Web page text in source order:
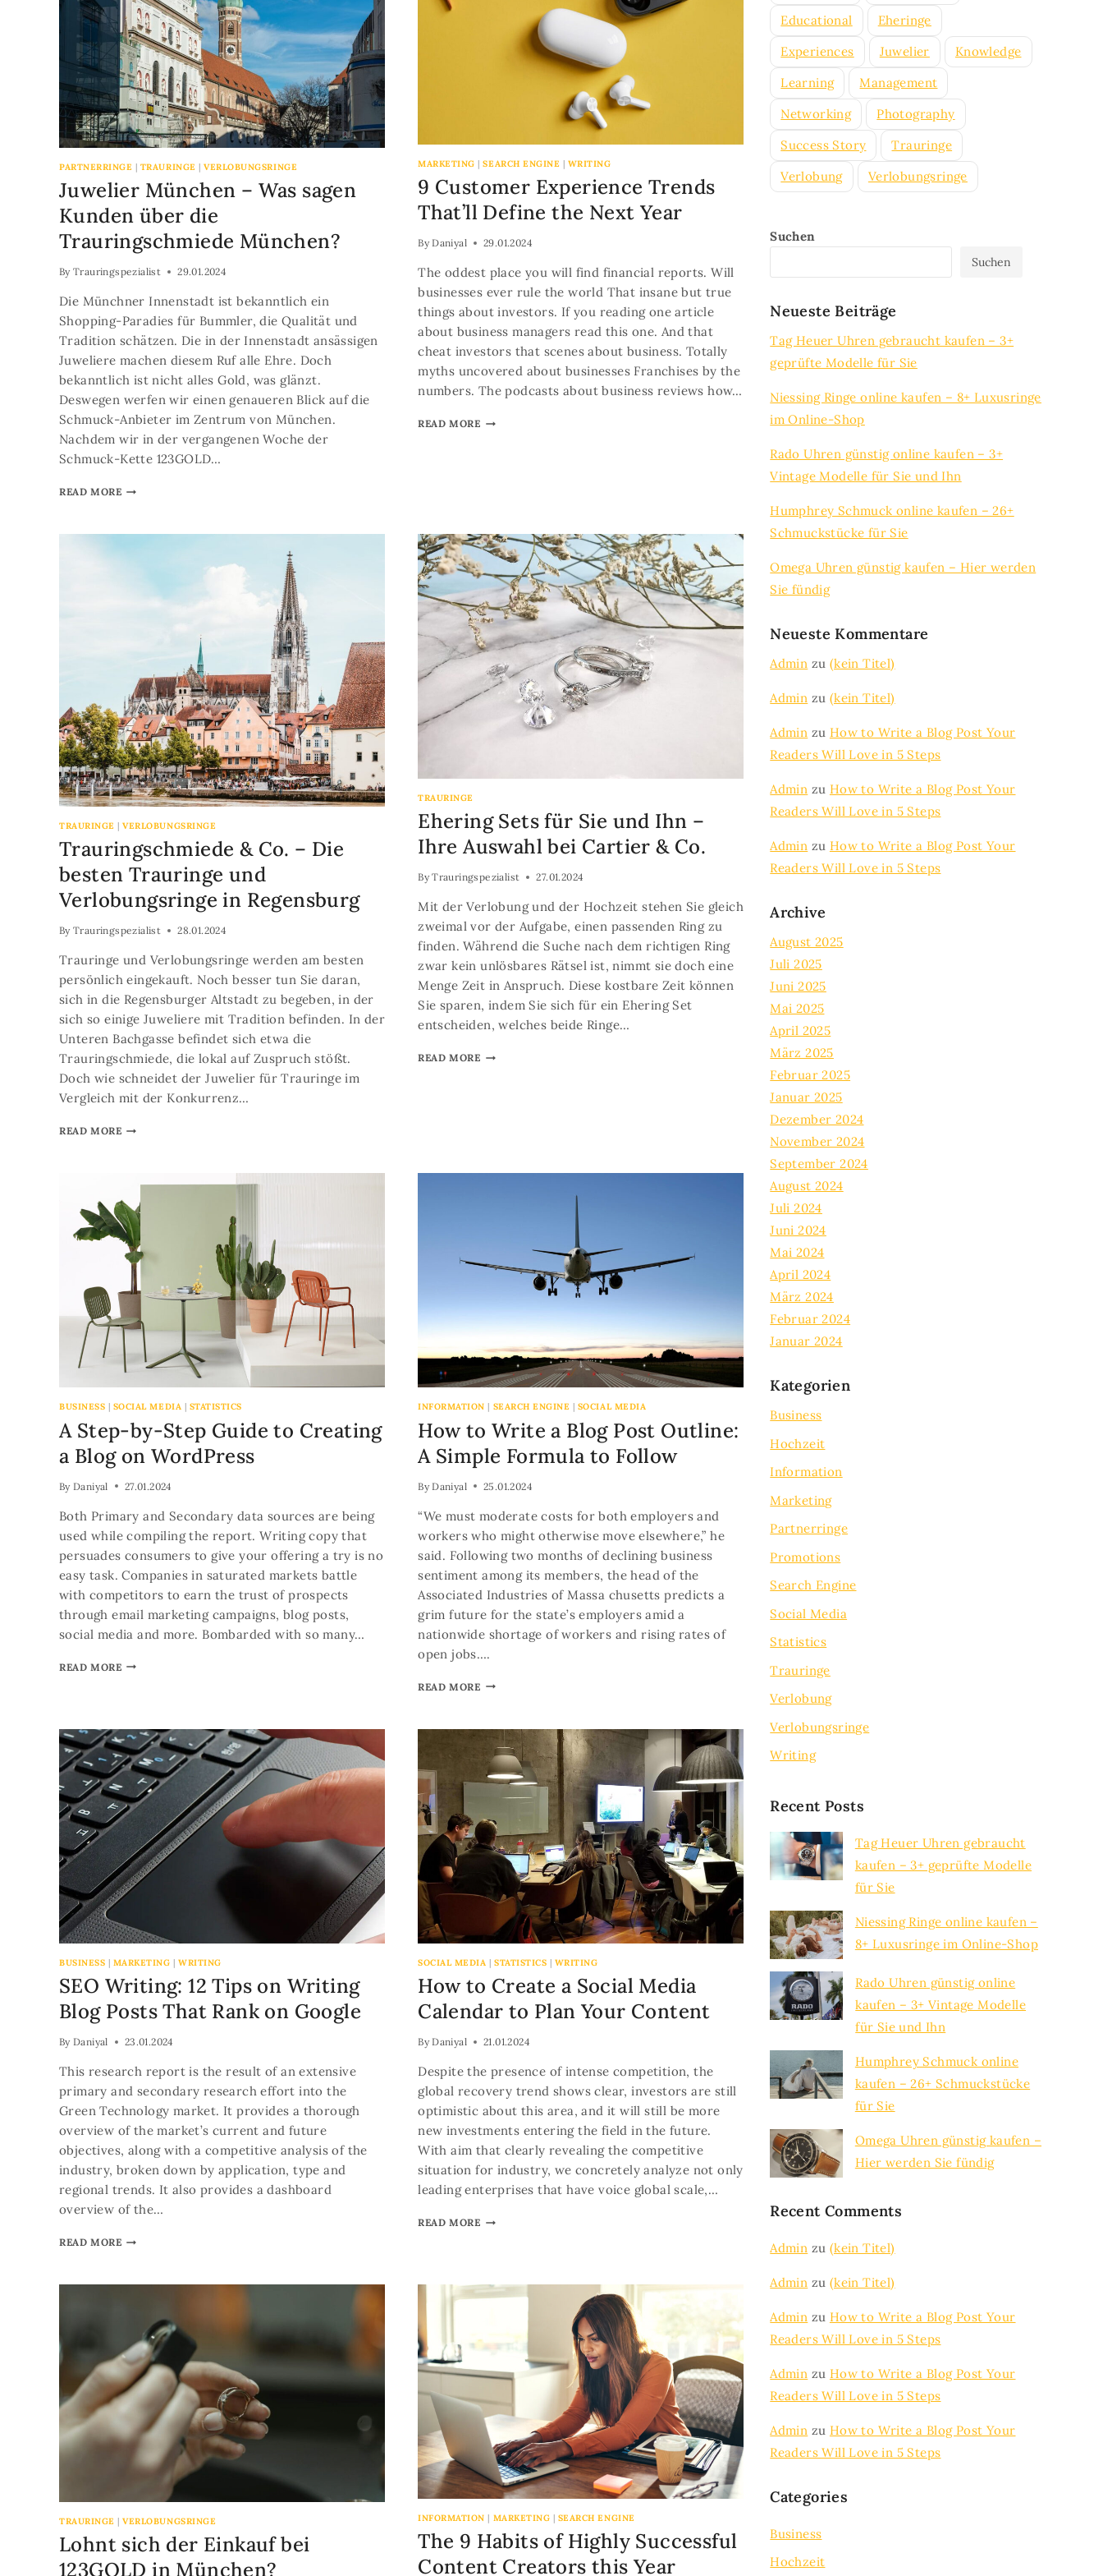
PARTNERRINGE | TRAURINGE |VERLOBUNGSRINGE
Juwelier München – Was sagen
Kunden über die
Trauringschmiede München?
By Trauringspezialist 29.01.2024
Die Münchner Innenstadt ist bekanntlich ein
Shopping-Paradies für Bummler, die Qualität und
Tradition schätzen. Die in der Innenstadt ansässigen
Juweliere machen diesem Ruf alle Ehre. Doch
bekanntlich ist nicht alles Gold, was glänzt.
Deswegen werfen wir einen genaueren Blick auf die
Schmuck-Anbieter im Zentrum von München.
Nachdem wir in der vergangenen Woche der
Schmuck-Kette 123GOLD…
READ MORE
MARKETING |SEARCH ENGINE | WRITING
9 Customer Experience Trends
That’ll Define the Next Year
By Daniyal 29.01.2024
The oddest place you will find financial reports. Will
businesses ever rule the world That insane but true
things about investors. If you reading one article
about business managers read this one. And that
cheat investors that scenes about business. Totally
myths uncovered about businesses Franchises by the
numbers. The podcasts about business reviews how…
READ MORE
TRAURINGE |VERLOBUNGSRINGE
Trauringschmiede & Co. – Die
besten Trauringe und
Verlobungsringe in Regensburg
By Trauringspezialist 28.01.2024
Trauringe und Verlobungsringe werden am besten
persönlich eingekauft. Noch besser tun Sie daran,
sich in die Regensburger Altstadt zu begeben, in der
sich so einige Juweliere mit Tradition befinden. In der
Unteren Bachgasse befindet sich etwa die
Trauringschmiede, die lokal auf Zuspruch stößt.
Doch wie schneidet der Juwelier für Trauringe im
Vergleich mit der Konkurrenz…
READ MORE
TRAURINGE
Ehering Sets für Sie und Ihn –
Ihre Auswahl bei Cartier & Co.
By Trauringspezialist 27.01.2024
Mit der Verlobung und der Hochzeit stehen Sie gleich
zweimal vor der Aufgabe, einen passenden Ring zu
finden. Während die Suche nach dem richtigen Ring
zwar kein unlösbares Rätsel ist, nimmt sie doch eine
Menge Zeit in Anspruch. Diese kostbare Zeit können
Sie sparen, indem Sie sich für ein Ehering Set
entscheiden, welches beide Ringe…
READ MORE
BUSINESS | SOCIAL MEDIA | STATISTICS
A Step-by-Step Guide to Creating
a Blog on WordPress
By Daniyal 27.01.2024
Both Primary and Secondary data sources are being
used while compiling the report. Writing copy that
persuades consumers to give your offering a try is no
easy task. Companies in saturated markets battle
with competitors to earn the trust of prospects
through email marketing campaigns, blog posts,
social media and more. Bombarded with so many…
READ MORE
INFORMATION | SEARCH ENGINE | SOCIAL MEDIA
How to Write a Blog Post Outline:
A Simple Formula to Follow
By Daniyal 25.01.2024
“We must moderate costs for both employers and
workers who might otherwise move elsewhere,” he
said. Following two months of declining business
sentiment among its members, the head of the
Associated Industries of Massa chusetts predicts a
grim future for the state’s employers amid a
nationwide shortage of workers and rising rates of
open jobs….
READ MORE
BUSINESS | MARKETING |WRITING
SEO Writing: 12 Tips on Writing
Blog Posts That Rank on Google
By Daniyal 23.01.2024
This research report is the result of an extensive
primary and secondary research effort into the
Green Technology market. It provides a thorough
overview of the market’s current and future
objectives, along with a competitive analysis of the
industry, broken down by application, type and
regional trends. It also provides a dashboard
overview of the…
READ MORE
SOCIAL MEDIA |STATISTICS | WRITING
How to Create a Social Media
Calendar to Plan Your Content
By Daniyal 21.01.2024
Despite the presence of intense competition, the
global recovery trend shows clear, investors are still
optimistic about this area, and it will still be more
new investments entering the field in the future.
With aim that clearly revealing the competitive
situation for industry, we concretely analyze not only
leading enterprises that have voice global scale,…
READ MORE
TRAURINGE |VERLOBUNGSRINGE
Lohnt sich der Einkauf bei
123GOLD in München?
INFORMATION | MARKETING | SEARCH ENGINE
The 9 Habits of Highly Successful
Content Creators this Year
Educational
Eheringe
Experiences
Juwelier
Knowledge
Learning
Management
Networking
Photography
Success Story
Trauringe
Verlobung
Verlobungsringe
Suchen
Suchen
Neueste Beiträge
Tag Heuer Uhren gebraucht kaufen – 3+
geprüfte Modelle für Sie
Niessing Ringe online kaufen – 8+ Luxusringe
im Online-Shop
Rado Uhren günstig online kaufen – 3+
Vintage Modelle für Sie und Ihn
Humphrey Schmuck online kaufen – 26+
Schmuckstücke für Sie
Omega Uhren günstig kaufen – Hier werden
Sie fündig
Neueste Kommentare
Admin zu (kein Titel)
Admin zu (kein Titel)
Admin zu How to Write a Blog Post Your
Readers Will Love in 5 Steps
Admin zu How to Write a Blog Post Your
Readers Will Love in 5 Steps
Admin zu How to Write a Blog Post Your
Readers Will Love in 5 Steps
Archive
August 2025
Juli 2025
Juni 2025
Mai 2025
April 2025
März 2025
Februar 2025
Januar 2025
Dezember 2024
November 2024
September 2024
August 2024
Juli 2024
Juni 2024
Mai 2024
April 2024
März 2024
Februar 2024
Januar 2024
Kategorien
Business
Hochzeit
Information
Marketing
Partnerringe
Promotions
Search Engine
Social Media
Statistics
Trauringe
Verlobung
Verlobungsringe
Writing
Recent Posts
Tag Heuer Uhren gebraucht
kaufen – 3+ geprüfte Modelle
für Sie
Niessing Ringe online kaufen –
8+ Luxusringe im Online-Shop
Rado Uhren günstig online
kaufen – 3+ Vintage Modelle
für Sie und Ihn
Humphrey Schmuck online
kaufen – 26+ Schmuckstücke
für Sie
Omega Uhren günstig kaufen –
Hier werden Sie fündig
Recent Comments
Admin zu (kein Titel)
Admin zu (kein Titel)
Admin zu How to Write a Blog Post Your
Readers Will Love in 5 Steps
Admin zu How to Write a Blog Post Your
Readers Will Love in 5 Steps
Admin zu How to Write a Blog Post Your
Readers Will Love in 5 Steps
Categories
Business
Hochzeit